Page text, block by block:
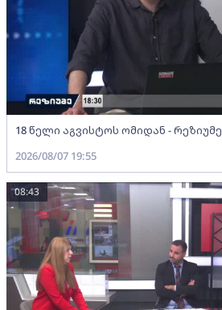
18 წელი აგვისტოს ომიდან - რეზიუმე
2026/08/07 19:55
08:43